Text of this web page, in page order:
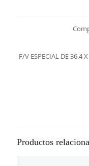
F/V ESPECIAL DE 36.4
Productos